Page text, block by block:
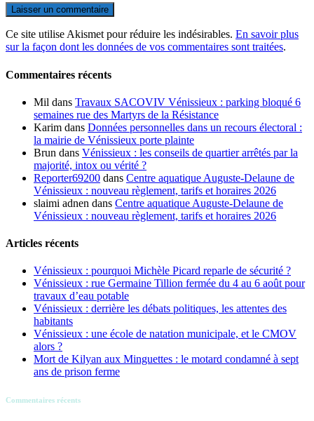
Ce site utilise Akismet pour réduire les indésirables. En savoir plus
sur la façon dont les données de vos commentaires sont traitées.
Commentaires récents
Mil dans Travaux SACOVIV Vénissieux : parking bloqué 6
semaines rue des Martyrs de la Résistance
Karim dans Données personnelles dans un recours électoral :
la mairie de Vénissieux porte plainte
Brun dans Vénissieux : les conseils de quartier arrêtés par la
majorité, intox ou vérité ?
Reporter69200 dans Centre aquatique Auguste-Delaune de
Vénissieux : nouveau règlement, tarifs et horaires 2026
slaimi adnen dans Centre aquatique Auguste-Delaune de
Vénissieux : nouveau règlement, tarifs et horaires 2026
Articles récents
Vénissieux : pourquoi Michèle Picard reparle de sécurité ?
Vénissieux : rue Germaine Tillion fermée du 4 au 6 août pour
travaux d’eau potable
Vénissieux : derrière les débats politiques, les attentes des
habitants
Vénissieux : une école de natation municipale, et le CMOV
alors ?
Mort de Kilyan aux Minguettes : le motard condamné à sept
ans de prison ferme
Commentaires récents